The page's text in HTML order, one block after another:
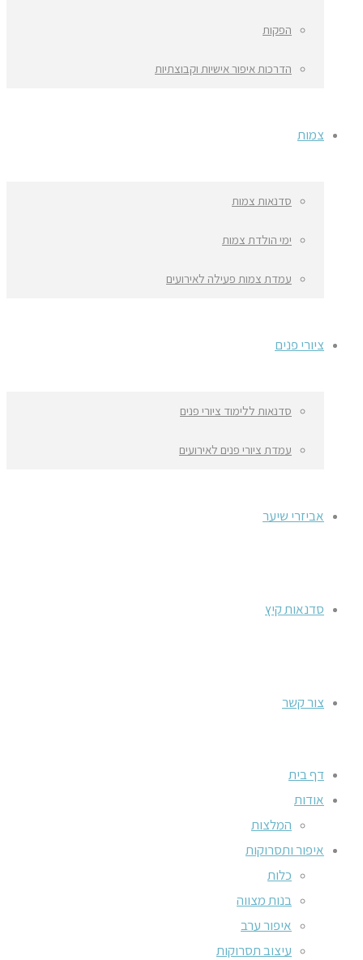
הפקות
הדרכות איפור אישיות וקבוצתיות
צמות
סדנאות צמות
ימי הולדת צמות
עמדת צמות פעילה לאירועים
ציורי פנים
סדנאות ללימוד ציורי פנים
עמדת ציורי פנים לאירועים
אביזרי שיער
סדנאות קיץ
צור קשר
דף בית
אודות
המלצות
איפור ותסרוקות
כלות
בנות מצווה
איפור ערב
עיצוב תסרוקות